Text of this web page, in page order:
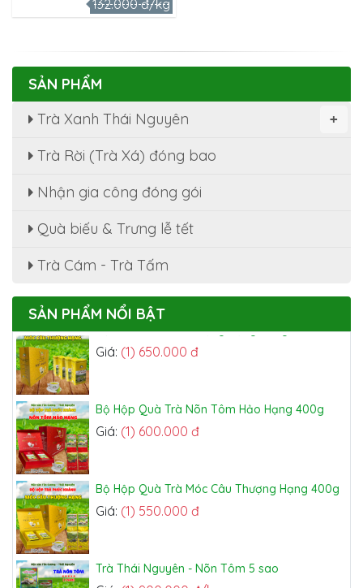
132.000 đ/kg
SẢN PHẨM
+
Trà Xanh Thái Nguyên
Trà Rời (Trà Xá) đóng bao
Nhận gia công đóng gói
Quà biếu & Trưng lễ tết
Trà Cám - Trà Tấm
SẢN PHẨM NỔI BẬT
Bộ Trà Nõn Tôm Hảo Hạng 800g
Giá:(1) 750.000 đ
Bộ Trà Móc Câu Thượng Hạng 800g
Giá: (1) 600.000 đ
Giá: (1) 550.000 đ
(1) 900.000 đ/kg